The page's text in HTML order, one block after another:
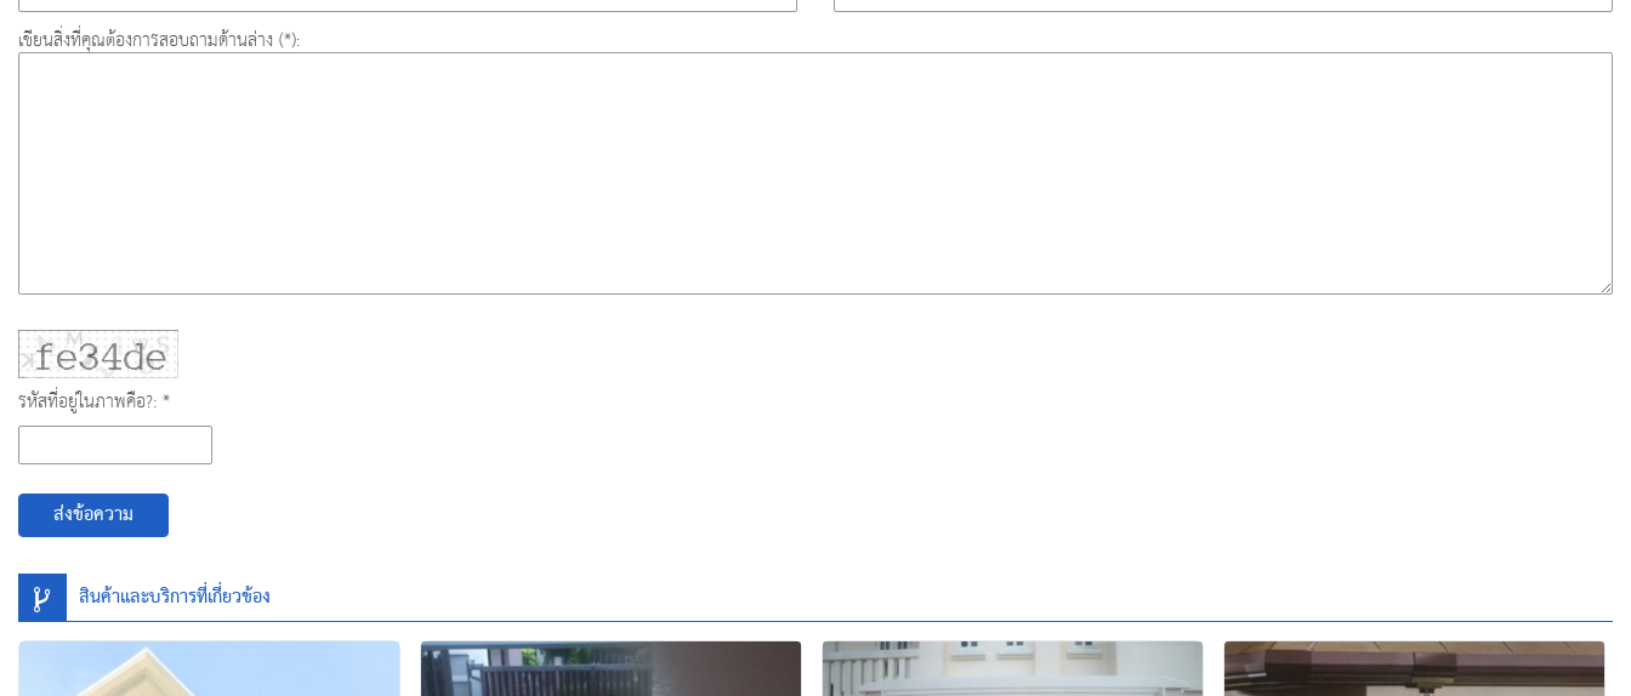
เขียนสิ่งที่คุณต้องการสอบถามด้านล่าง (*):
รหัสที่อยู่ในภาพคือ?: *
ส่งข้อความ
สินค้าและบริการที่เกี่ยวข้อง